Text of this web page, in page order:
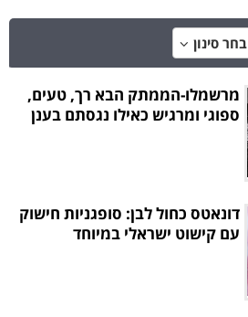
בחר סינון
מרשמלו-הממתק הבא רך, טעים,
ספוגי ומרגיש כאילו נגסתם בענן
דונאטס כחול לבן: סופגניות חישוק
עם קישוט ישראלי במיוחד